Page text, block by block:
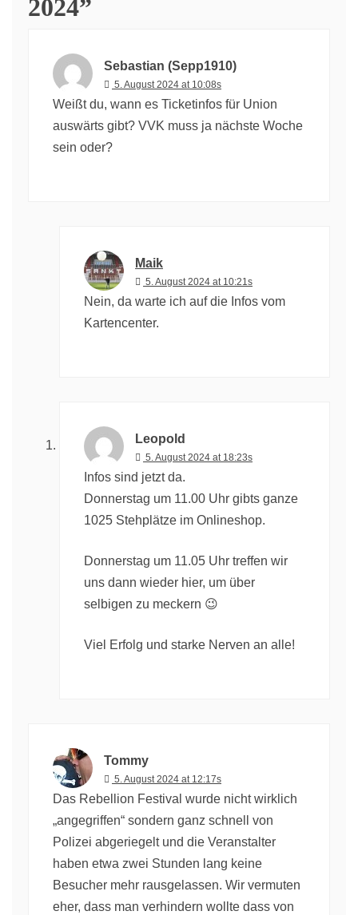
2024”
Sebastian (Sepp1910)
5. August 2024 at 10:08s
Weißt du, wann es Ticketinfos für Union
auswärts gibt? VVK muss ja nächste Woche
sein oder?
Maik
5. August 2024 at 10:21s
Nein, da warte ich auf die Infos vom
Kartencenter.
Leopold
5. August 2024 at 18:23s
Infos sind jetzt da.
Donnerstag um 11.00 Uhr gibts ganze
1025 Stehplätze im Onlineshop.
Donnerstag um 11.05 Uhr treffen wir
uns dann wieder hier, um über
selbigen zu meckern 😉
Viel Erfolg und starke Nerven an alle!
Tommy
5. August 2024 at 12:17s
Das Rebellion Festival wurde nicht wirklich
„angegriffen“ sondern ganz schnell von
Polizei abgeriegelt und die Veranstalter
haben etwa zwei Stunden lang keine
Besucher mehr rausgelassen. Wir vermuten
eher, dass man verhindern wollte dass von